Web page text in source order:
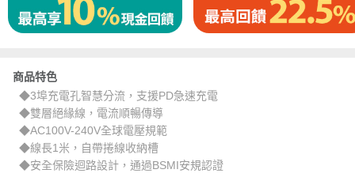
商品特色
◆3埠充電孔智慧分流，支援PD急速充電
◆雙層絕緣線，電流順暢傳導
◆AC100V-240V全球電壓規範
◆線長1米，自帶捲線收納槽
◆安全保險迴路設計，通過BSMI安規認證